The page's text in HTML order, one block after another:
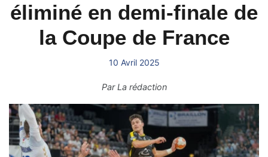
éliminé en demi-finale de
la Coupe de France
10 Avril 2025
ParLa rédaction